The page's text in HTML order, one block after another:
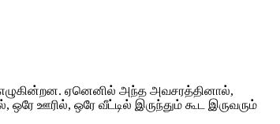
ஏனெனில் அந்த அவசரத்தினால்,
ஊரில், ஒரே வீட்டில் இருந்தும் கூட இருவரும்